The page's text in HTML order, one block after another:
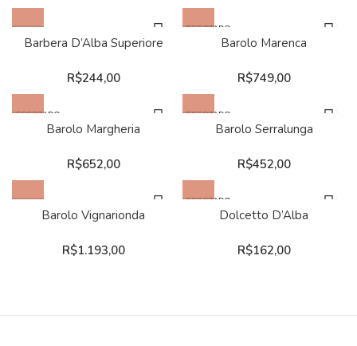
Barbera D’Alba Superiore
R$244,00
ESGOTADO
Barolo Marenca
R$749,00
ESGOTADO
Barolo Margheria
R$652,00
ESGOTADO
Barolo Serralunga
R$452,00
Barolo Vignarionda
R$1.193,00
ESGOTADO
Dolcetto D’Alba
R$162,00